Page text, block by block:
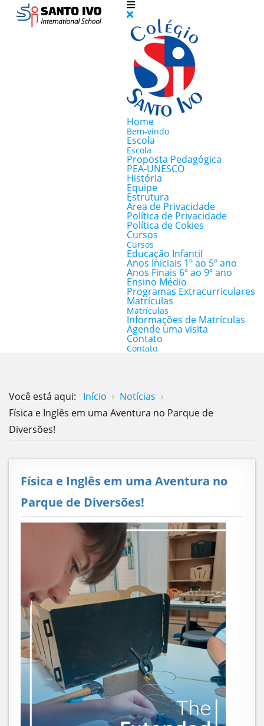
Home
Bem-vindo
Escola
Escola
Proposta Pedagógica
PEA-UNESCO
História
Equipe
Estrutura
Área de Privacidade
Política de Privacidade
Política de Cokies
Cursos
Cursos
Educação Infantil
Anos Iniciais 1º ao 5º ano
Anos Finais 6º ao 9º ano
Ensino Médio
Programas Extracurriculares
Matrículas
Matrículas
Informações de Matrículas
Agende uma visita
Contato
Contato
Você está aqui: Início
Notícias
Física e Inglês em uma Aventura no Parque de
Diversões!
Física e Inglês em uma Aventura no
Parque de Diversões!